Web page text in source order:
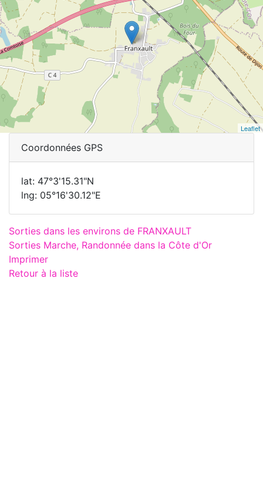
Leaflet
Coordonnées GPS
lat: 47°3'15.31"N
lng: 05°16'30.12"E
Sorties dans les environs de FRANXAULT
Sorties Marche, Randonnée dans la Côte d'Or
Imprimer
Retour à la liste